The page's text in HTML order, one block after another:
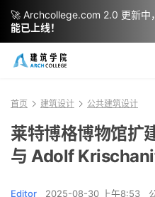
首页 建筑设计 公共建筑设计
莱特博格博物馆
与 Adolf
Editor 2025-08-30 上午8:53
🚀 Archcollege.com 2.0 更新中，
能已上线！